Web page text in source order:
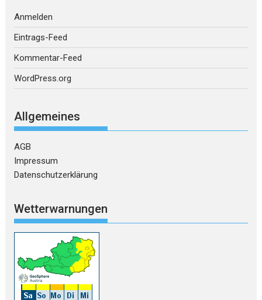
Anmelden
Eintrags-Feed
Kommentar-Feed
WordPress.org
Allgemeines
AGB
Impressum
Datenschutzerklärung
Wetterwarnungen